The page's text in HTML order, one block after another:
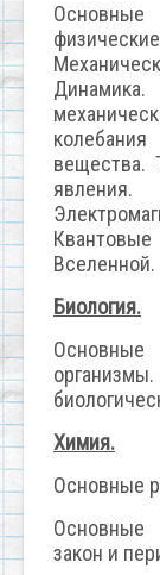
вещества.
Вселенной.
Биология.
Химия.
Основные
Основные
закон и